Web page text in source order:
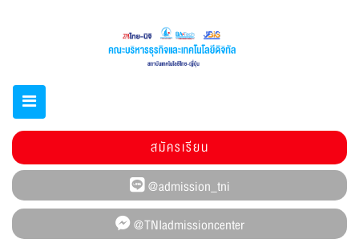
สมัครเรียน